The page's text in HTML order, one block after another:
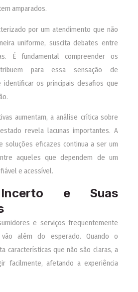
amparados.
por um atendimento que não
uniforme, suscita debates entre
É fundamental compreender os
para essa sensação de
identificar os principais desafios que
aumentam, a análise crítica sobre
revela lacunas importantes. A
soluções eficazes continua a ser um
aqueles que dependem de um
e acessível.
e Suas
e serviços frequentemente
além do esperado. Quando o
características que não são claras, a
facilmente, afetando a experiência